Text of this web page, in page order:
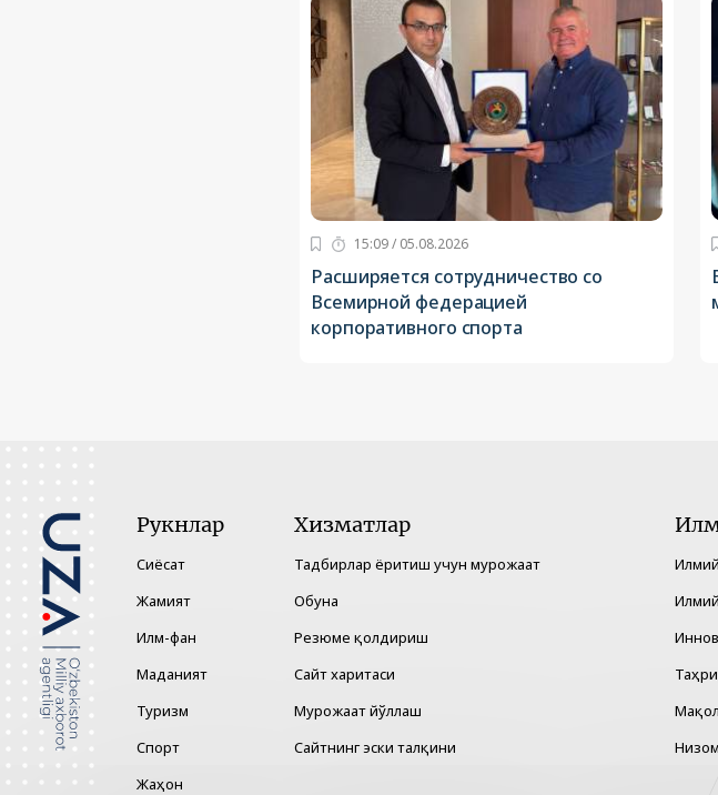
15:09 / 05.08.2026
Расширяется сотрудничество со
Всемирной федерацией
корпоративного спорта
Рукнлар
Сиёсат
Жамият
Илм-фан
Маданият
Туризм
Спорт
Жаҳон
Хизматлар
Тадбирлар ёритиш учун мурожаат
Обуна
Резюме қолдириш
Сайт харитаси
Мурожаат йўллаш
Сайтнинг эски талқини